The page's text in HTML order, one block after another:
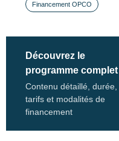
Financement OPCO
Découvrez le
programme complet
Contenu détaillé, durée,
tarifs et modalités de
financement